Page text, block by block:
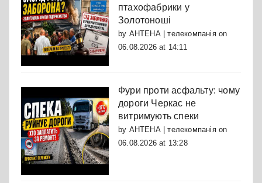
птахофабрики у
Золотоноші
by АНТЕНА | телекомпаніяon
06.08.2026 at 14:11
Фури проти асфальту: чому
дороги Черкас не
витримують спеки
by АНТЕНА | телекомпаніяon
06.08.2026 at 13:28